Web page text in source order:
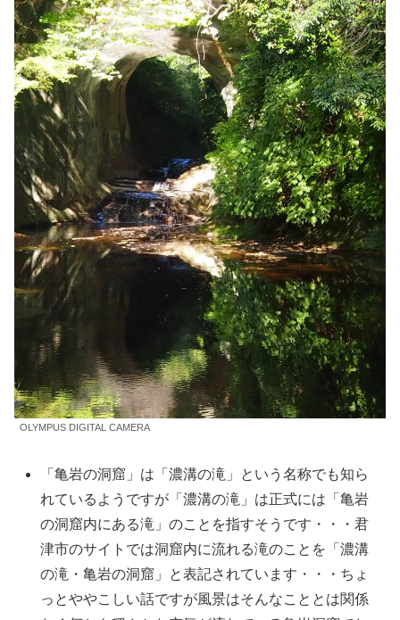
OLYMPUS DIGITAL CAMERA
「亀岩の洞窟」は「濃溝の滝」という名称でも知ら
れているようですが「濃溝の滝」は正式には「亀岩
の洞窟内にある滝」のことを指すそうです・・・君
津市のサイトでは洞窟内に流れる滝のことを「濃溝
の滝・亀岩の洞窟」と表記されています・・・ちょ
っとややこしい話ですが風景はそんなこととは関係